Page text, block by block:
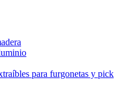
para furgonetas y pick